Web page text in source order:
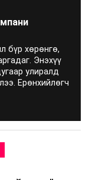
бүр хөрөнгө,
Энэхүү
улиралд
Ерөнхийлөгч